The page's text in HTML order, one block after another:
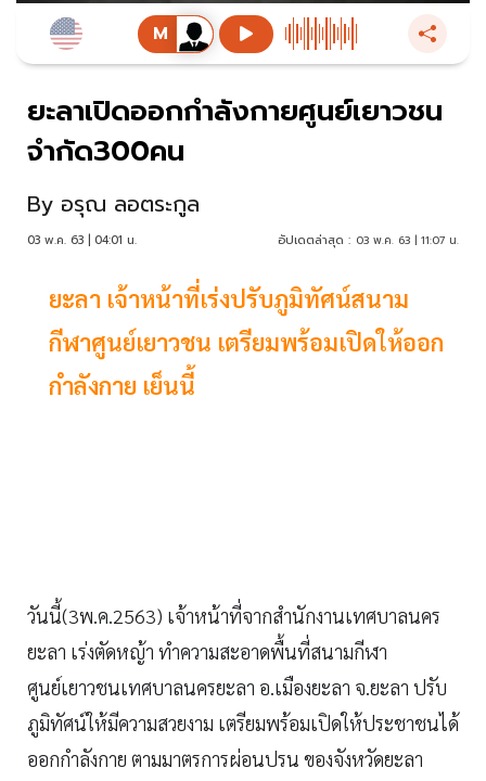
ยะลาเปิดออกกำลังกายศูนย์เยาวชน
จำกัด300คน
By อรุณ ลอตระกูล
03 พ.ค. 63 | 04:01 น. อัปเดตล่าสุด : 03 พ.ค. 63 | 11:07 น.
ยะลา เจ้าหน้าที่เร่งปรับภูมิทัศน์สนาม
กีฬาศูนย์เยาวชน เตรียมพร้อมเปิดให้ออก
กำลังกาย เย็นนี้
วันนี้(3พ.ค.2563) เจ้าหน้าที่จากสำนักงานเทศบาลนคร
ยะลา เร่งตัดหญ้า ทำความสะอาดพื้นที่สนามกีฬา
ศูนย์เยาวชนเทศบาลนครยะลา อ.เมืองยะลา จ.ยะลา ปรับ
ภูมิทัศน์ให้มีความสวยงาม เตรียมพร้อมเปิดให้ประชาชนได้
ออกกำลังกาย ตามมาตรการผ่อนปรน ของจังหวัดยะลา